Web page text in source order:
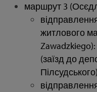
маршрут 3
житлового
Zawadzkiego):
(заїзд до